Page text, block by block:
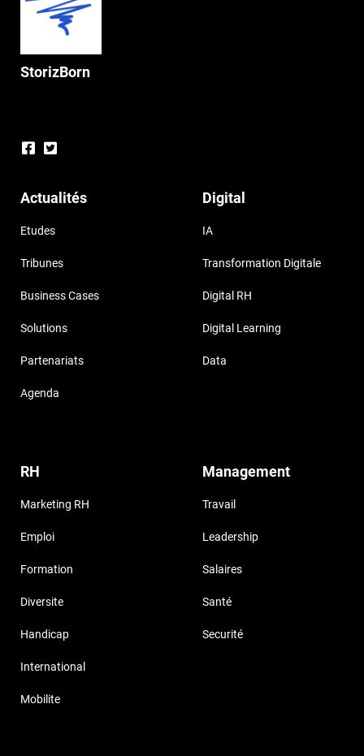
StorizBorn
Actualités
Etudes
Tribunes
Business Cases
Solutions
Partenariats
Agenda
Digital
IA
Transformation Digitale
Digital RH
Digital Learning
Data
RH
Marketing RH
Emploi
Formation
Diversite
Handicap
International
Mobilite
Management
Travail
Leadership
Salaires
Santé
Securité